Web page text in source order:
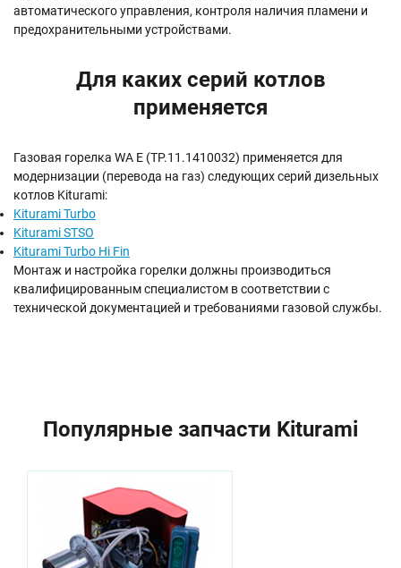
автоматического управления, контроля наличия пламени и
предохранительными устройствами.
Для каких серий котлов
применяется
Газовая горелка WA E (TP.11.1410032) применяется для
модернизации (перевода на газ) следующих серий дизельных
котлов Kiturami:
Kiturami Turbo
Kiturami STSO
Kiturami Turbo Hi Fin
Монтаж и настройка горелки должны производиться
квалифицированным специалистом в соответствии с
технической документацией и требованиями газовой службы.
Популярные запчасти Kiturami